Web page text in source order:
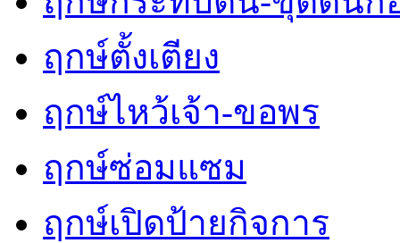
ฤกษ์ตั้งเตียง
ฤกษ์ไหว้เจ้า-ขอพร
ฤกษ์ซ่อมแซม
ฤกษ์เปิดป้ายกิจการ